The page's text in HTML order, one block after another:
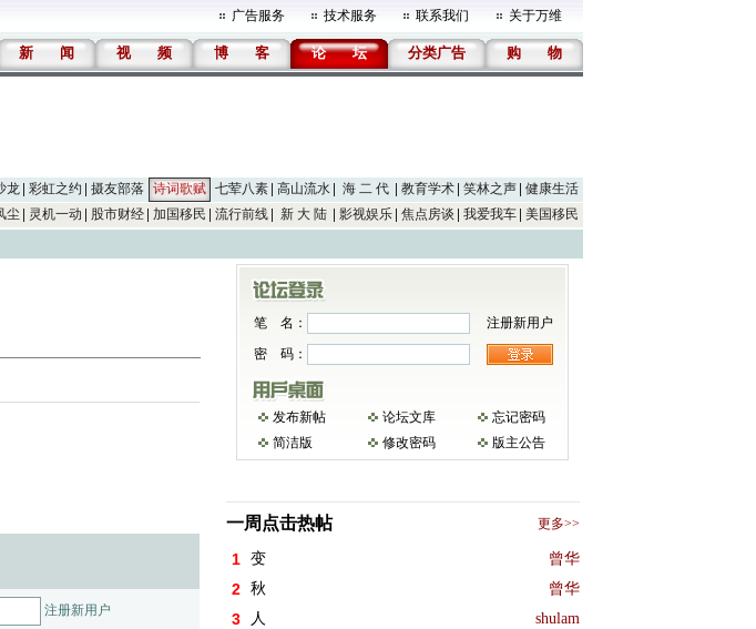
广告服务 技术服务 联系我们 关于万维
新 闻 视 频 博 客 论 坛 分类广告 购 物
龙 彩虹之约 摄友部落 诗词歌赋 七荤八素 高山流水 海 二 代 教育学术 笑林之声
健康生活
尘 灵机一动 股市财经 加国移民 流行前线 新 大 陆 影视娱乐 焦点房谈 我爱我车 美国移民
注册新用户
笔 名：
注册新用户
密 码：
发布新帖 论坛文库
忘记密码
简洁版
修改密码 版主公告
一周点击热帖 更多>>
1 变 曾华
2 秋 曾华
3 人 shulam